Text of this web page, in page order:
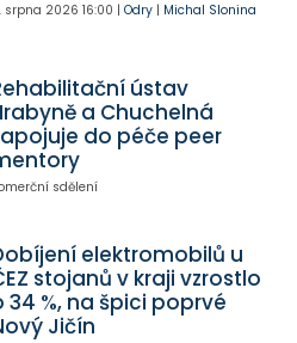
srpna 2026 16:00 | Odry| Michal Slonina
ústav
a Chuchelná
do péče peer
sdělení
elektromobilů u
stojanů v kraji vzrostlo
34 %, na špici poprvé
Jičín